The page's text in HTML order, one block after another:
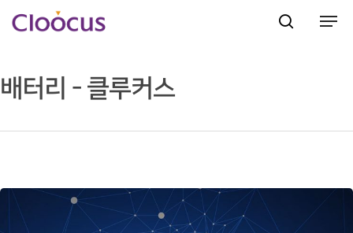
Hit enter to search or ESC to close
배터리 - 클루커스